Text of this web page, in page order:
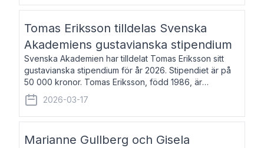
Tomas Eriksson tilldelas Svenska
Akademiens gustavianska stipendium
Svenska Akademien har tilldelat Tomas Eriksson sitt
gustavianska stipendium för år 2026. Stipendiet är på
50 000 kronor. Tomas Eriksson, född 1986, är
projektledare inom marknadsföring och författare och
utkom i fjol med boken Syndabocken.
2026-03-17
Marianne Gullberg och Gisela